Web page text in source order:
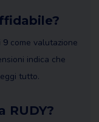
9come valutazione
indica che
tutto.
RUDY?